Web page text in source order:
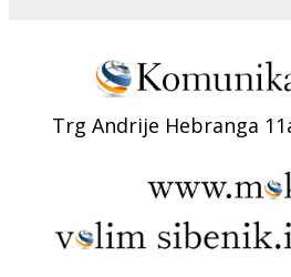
Trg Andrije Hebranga